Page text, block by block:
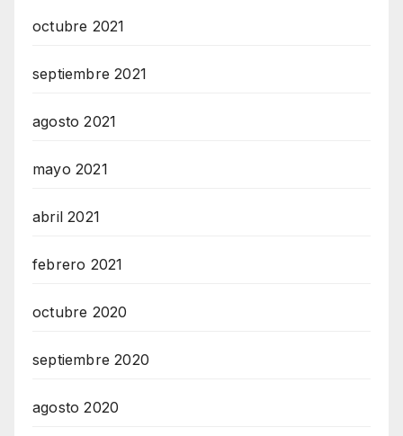
octubre 2021
septiembre 2021
agosto 2021
mayo 2021
abril 2021
febrero 2021
octubre 2020
septiembre 2020
agosto 2020